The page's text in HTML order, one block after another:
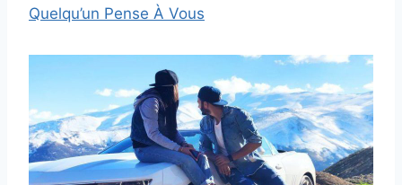
Quelqu’un Pense À Vous